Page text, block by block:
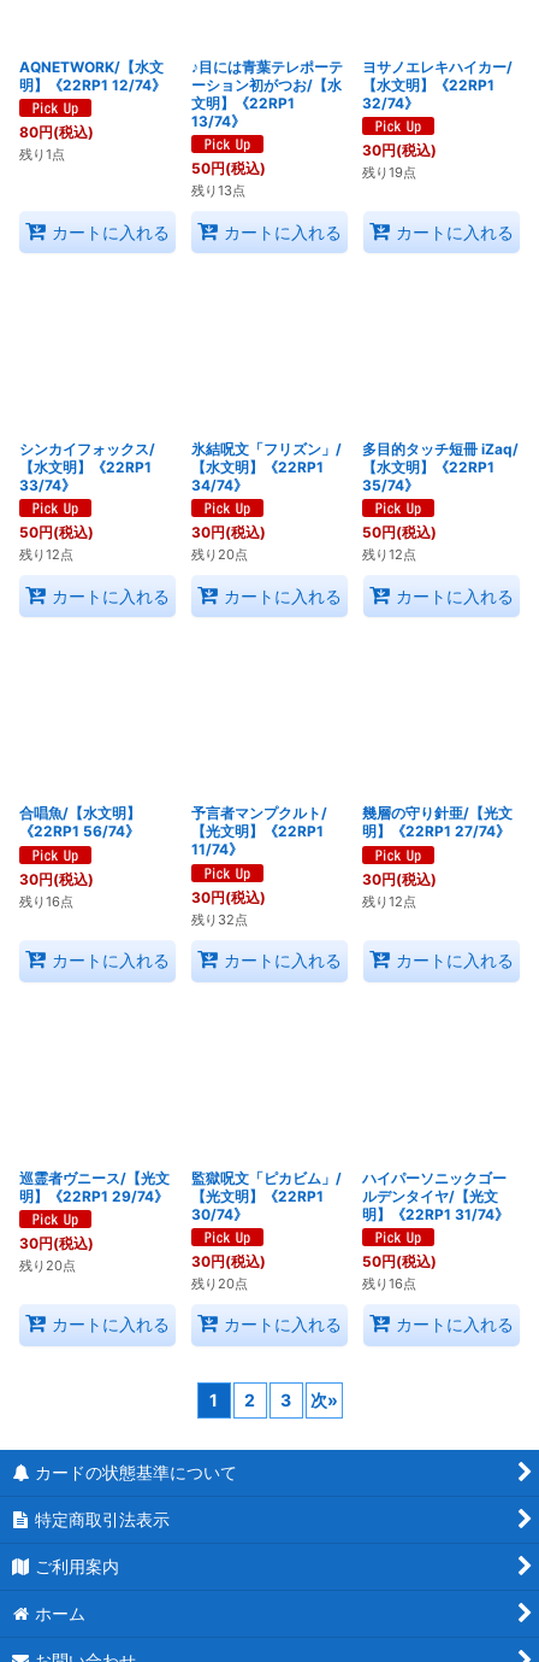
AQNETWORK/【水文
明】《22RP1 12/74》
80円(税込)
残り1点
カートに入れる
♪目には青葉テレポーテ
ーション初がつお/【水
文明】《22RP1
13/74》
50円(税込)
残り13点
カートに入れる
ヨサノエレキハイカー/
【水文明】《22RP1
32/74》
30円(税込)
残り19点
カートに入れる
シンカイフォックス/
【水文明】《22RP1
33/74》
50円(税込)
残り12点
カートに入れる
氷結呪文「フリズン」/
【水文明】《22RP1
34/74》
30円(税込)
残り20点
カートに入れる
多目的タッチ短冊 iZaq/
【水文明】《22RP1
35/74》
50円(税込)
残り12点
カートに入れる
合唱魚/【水文明】
《22RP1 56/74》
30円(税込)
残り16点
カートに入れる
予言者マンプクルト/
【光文明】《22RP1
11/74》
30円(税込)
残り32点
カートに入れる
幾層の守り針亜/【光文
明】《22RP1 27/74》
30円(税込)
残り12点
カートに入れる
巡霊者ヴニース/【光文
明】《22RP1 29/74》
30円(税込)
残り20点
カートに入れる
監獄呪文「ピカビム」/
【光文明】《22RP1
30/74》
30円(税込)
残り20点
カートに入れる
ハイパーソニックゴー
ルデンタイヤ/【光文
明】《22RP1 31/74》
50円(税込)
残り16点
カートに入れる
1 2 3 次»
カードの状態基準について
特定商取引法表示
ご利用案内
ホーム